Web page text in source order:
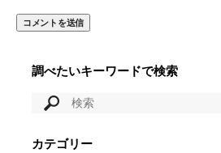
調べたいキーワードで検索
カテゴリー